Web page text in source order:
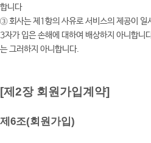
합니다
③ 회사는 제1항의 사유로 서비스의 제공이 일
3자가 입은 손해에 대하여 배상하지 아니합니
는 그러하지 아니합니다.
[제2장 회원가입계약]
제6조(회원가입)